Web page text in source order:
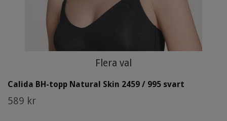
Flera val
Calida BH-topp Natural Skin 2459 / 995 svart
589 kr